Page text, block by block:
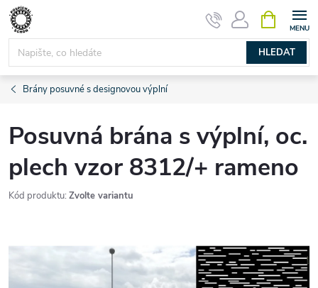
Přejít
obsah
HLEDAT
NÁKUPNÍ
KOŠÍK
Brány posuvné s designovou výplní
Posuvná brána s výplní, oc.
plech vzor 8312/+ rameno
Kód produktu: Zvolte variantu